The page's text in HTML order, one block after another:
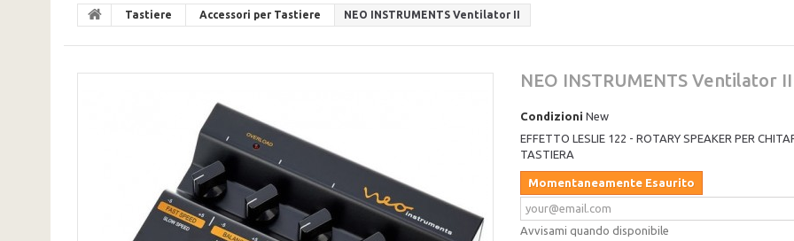
Tastiere Accessori per Tastiere NEO INSTRUMENTS Ventilator II
NEO INSTRUMENTS Ventilator II
Condizioni New
EFFETTO LESLIE 122 - ROTARY SPEAKER PER
TASTIERA
Momentaneamente Esaurito
Avvisami quando disponibile